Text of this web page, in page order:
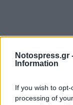
Notospress.gr
Information
If you wish to
processing of